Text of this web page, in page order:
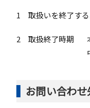
1 取扱いを終了す
2 取扱終了時期
お問い合わせ